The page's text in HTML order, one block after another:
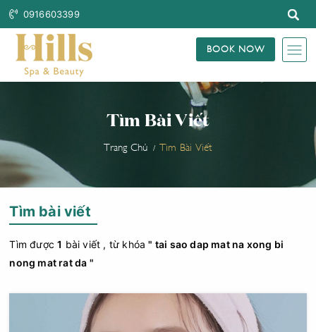
0916603399
BOOK NOW
Tìm Bài Viết
Trang Chủ Tìm Bài Viết
Tìm bài viết
Tìm được1 bài viết , từ khóa" tai sao dap mat na xong bi
nong mat rat da "